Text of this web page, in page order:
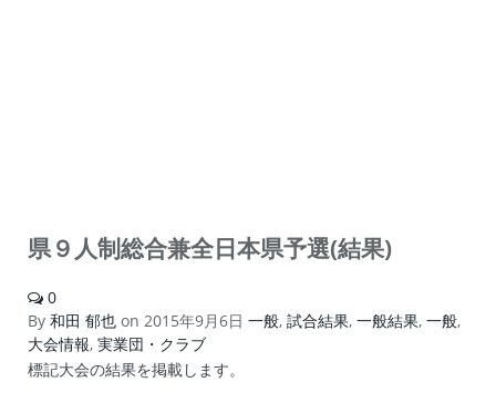
県９人制総合兼全日本県予選(結果)
0
By 和田 郁也 on 2015年9月6日 一般, 試合結果, 一般結果, 一般,
大会情報, 実業団・クラブ
標記大会の結果を掲載します。